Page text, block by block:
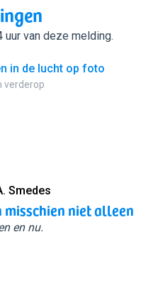
uur van deze melding.
in de lucht op foto
verderop
Smedes
misschien niet alleen
en nu.